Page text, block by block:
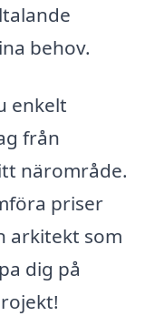
behov.
enkelt
från
närområde.
priser
arkitekt som
dig på